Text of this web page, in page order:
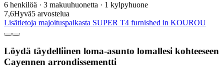
6 henkilöä · 3 makuuhuonetta · 1 kylpyhuone
7,6Hyvä5 arvostelua
Lisätietoja majoituspaikasta SUPER T4 furnished in KOUROU
Löydä täydelliinen loma-asunto lomallesi kohteeseen
Cayennen arrondissementti